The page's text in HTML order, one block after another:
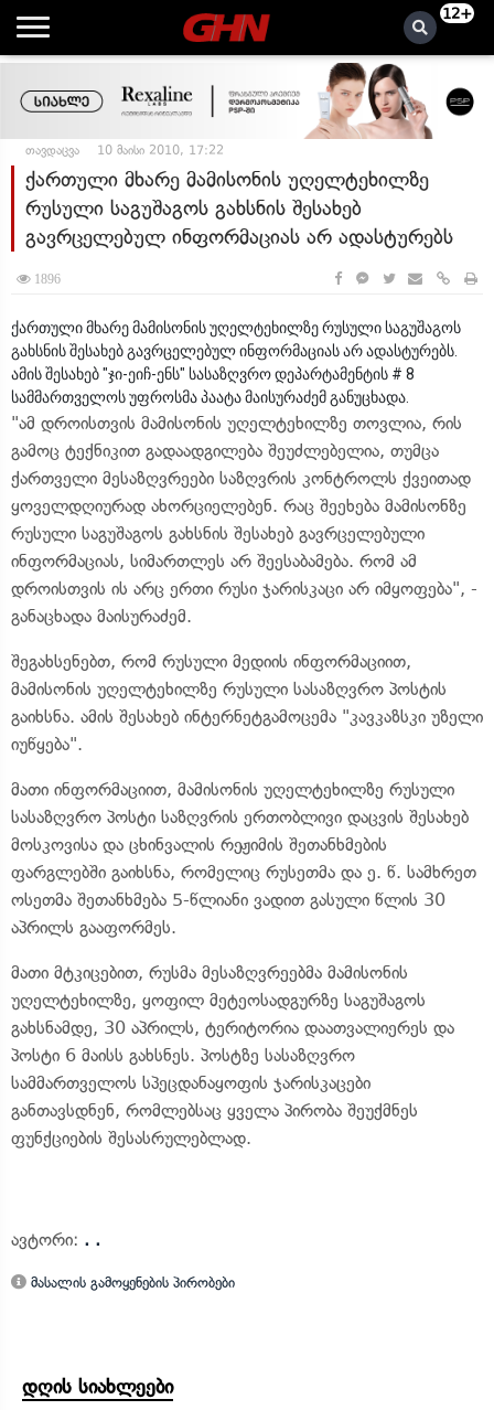
12+
თავდაცვა 10 მაისი 2010, 17:22
ქართული მხარე მამისონის უღელტეხილზე
რუსული საგუშაგოს გახსნის შესახებ
გავრცელებულ ინფორმაციას არ ადასტურებს
1896
ქართული მხარე მამისონის უღელტეხილზე რუსული საგუშაგოს
გახსნის შესახებ გავრცელებულ ინფორმაციას არ ადასტურებს.
ამის შესახებ "ჯი-ეიჩ-ენს" სასაზღვრო დეპარტამენტის # 8
სამმართველოს უფროსმა პაატა მაისურაძემ განუცხადა.
"ამ დროისთვის მამისონის უღელტეხილზე თოვლია, რის
გამოც ტექნიკით გადაადგილება შეუძლებელია, თუმცა
ქართველი მესაზღვრეები საზღვრის კონტროლს ქვეითად
ყოველდღიურად ახორციელებენ. რაც შეეხება მამისონზე
რუსული საგუშაგოს გახსნის შესახებ გავრცელებული
ინფორმაციას, სიმართლეს არ შეესაბამება. რომ ამ
დროისთვის ის არც ერთი რუსი ჯარისკაცი არ იმყოფება", -
განაცხადა მაისურაძემ.
შეგახსენებთ, რომ რუსული მედიის ინფორმაციით,
მამისონის უღელტეხილზე რუსული სასაზღვრო პოსტის
გაიხსნა. ამის შესახებ ინტერნეტგამოცემა "კავკაზსკი უზელი
იუწყება".
მათი ინფორმაციით, მამისონის უღელტეხილზე რუსული
სასაზღვრო პოსტი საზღვრის ერთობლივი დაცვის შესახებ
მოსკოვისა და ცხინვალის რეჟიმის შეთანხმების
ფარგლებში გაიხსნა, რომელიც რუსეთმა და ე. წ. სამხრეთ
ოსეთმა შეთანხმება 5-წლიანი ვადით გასული წლის 30
აპრილს გააფორმეს.
მათი მტკიცებით, რუსმა მესაზღვრეებმა მამისონის
უღელტეხილზე, ყოფილ მეტეოსადგურზე საგუშაგოს
გახსნამდე, 30 აპრილს, ტერიტორია დაათვალიერეს და
პოსტი 6 მაისს გახსნეს. პოსტზე სასაზღვრო
სამმართველოს სპეცდანაყოფის ჯარისკაცები
განთავსდნენ, რომლებსაც ყველა პირობა შეუქმნეს
ფუნქციების შესასრულებლად.
ავტორი: . .
მასალის გამოყენების პირობები
დღის სიახლეები